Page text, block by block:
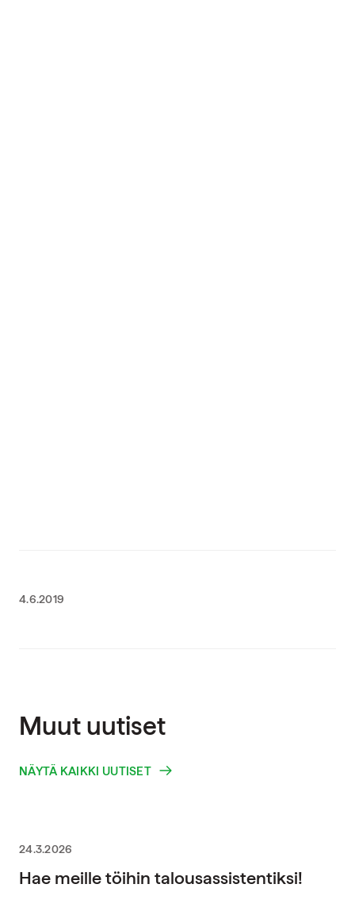
4.6.2019
Muut uutiset
NÄYTÄ KAIKKI UUTISET
24.3.2026
Hae meille töihin talousassistentiksi!